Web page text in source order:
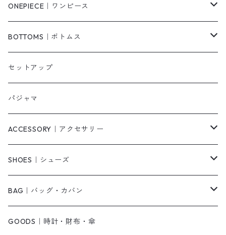
シャツ/ブラウス
ベスト/チョッキ
タンクトップ/キャミソール
スウェット/パーカー
ニット/セーター
ベアトップ・チューブトップ
その他
ジャケット/ブルゾン
コート
カーディガン
ダウンコート
その他
ONEPIECE｜ワンピース
柄
無地
ニットワンピース
ロングワンピース
シャツワンピース
キャミワンピース
オールインワン・サロペット
BOTTOMS｜ボトムス
パンツ・デニム
ショートパンツ
スカート
その他
セットアップ
パジャマ
ACCESSORY｜アクセサリー
ピアス・リング
ネックレス
ベルト
SHOES｜シューズ
パンプス
サンダル
BAG｜バッグ・カバン
ショルダーバッグ
GOODS｜時計・財布・傘